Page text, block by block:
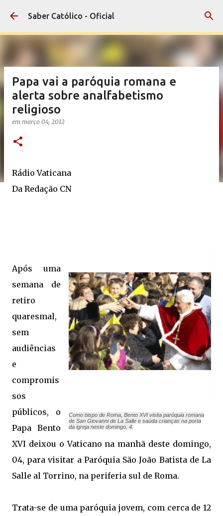
Pular para o conteúdo principal
Saber Católico - Oficial
Papa vai a paróquia romana e
alerta sobre analfabetismo
religioso
em março 04, 2012
Rádio Vaticana
Da Redação CN
Como bispo de Roma, Bento XVI visita paróquia romana
de San Giovanni de La Salle e saúda crianças na porta
da igreja neste domingo, 4.
Após uma
semana de
retiro
quaresmal,
sem
audiências
e
compromis
sos
públicos, o
Papa Bento
XVI deixou o Vaticano na manhã deste domingo,
04, para visitar a Paróquia São João Batista de La
Salle al Torrino, na periferia sul de Roma.
Trata-se de uma paróquia jovem, com cerca de 12